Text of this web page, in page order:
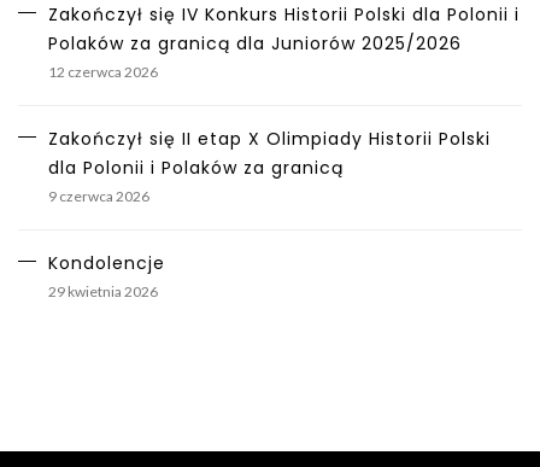
Zakończył się IV Konkurs Historii Polski dla Polonii i
Polaków za granicą dla Juniorów 2025/2026
12 czerwca 2026
Zakończył się II etap X Olimpiady Historii Polski
dla Polonii i Polaków za granicą
9 czerwca 2026
Kondolencje
29 kwietnia 2026